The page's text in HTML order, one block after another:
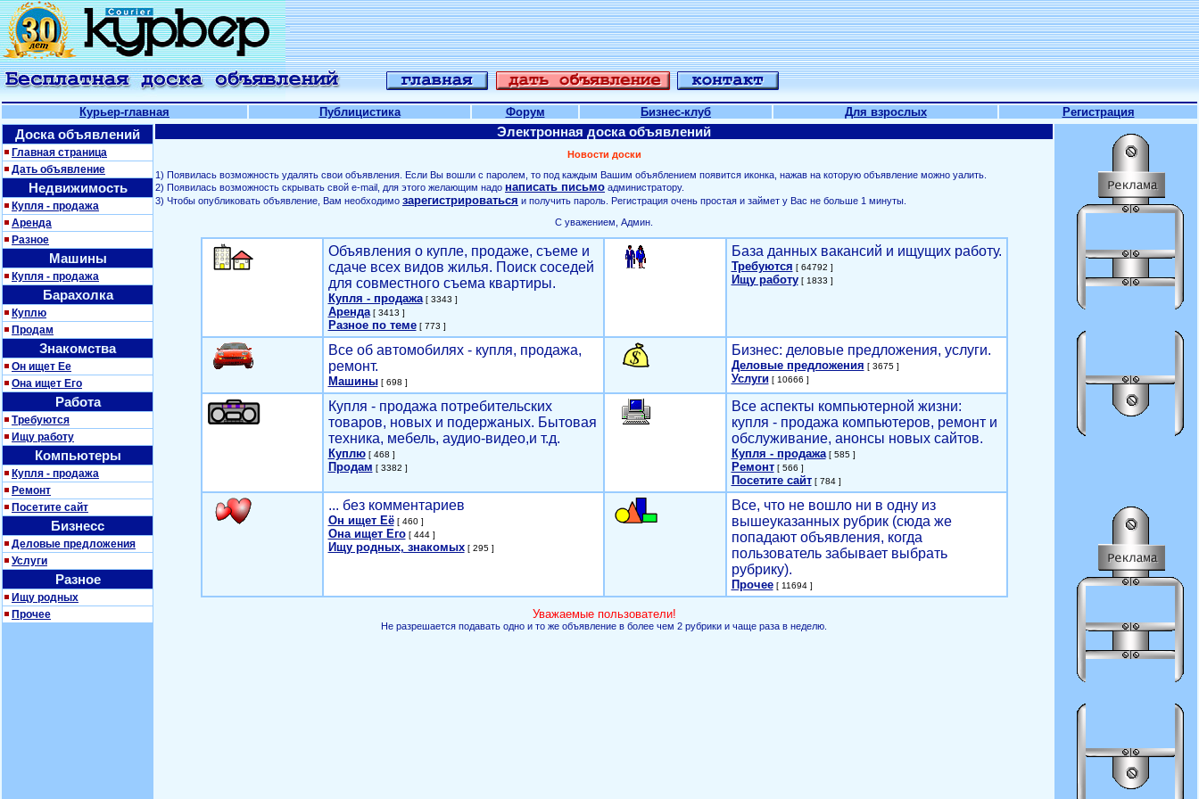
Курьер-главная Публицистика Форум Бизнес-клуб Для взрослых Регистрация
Доска объявлений
Главная страница
Дать объявление
Недвижимость
Купля - продажа
Аренда
Разное
Машины
Купля - продажа
Барахолка
Куплю
Продам
Знакомства
Он ищет Ее
Она ищет Его
Работа
Требуются
Ищу работу
Компьютеры
Купля - продажа
Ремонт
Посетите сайт
Бизнесс
Деловые предложения
Услуги
Разное
Ищу родных
Прочее
Электронная доска объявлений
Новости доски
1) Появилась возможность удалять свои объявления. Если Вы вошли с паролем, то под каждым Вашим объяблением появится иконка, нажав на которую объявление можно уалить.
2) Появилась возможность скрывать свой е-mail, для этого желающим надо написать письмо администратору.
3) Чтобы опубликовать объявление, Вам необходимо зарегистрироваться и получить пароль. Регистрация очень простая и займет у Вас не больше 1 минуты.
С уважением, Админ.
Объявления о купле, продаже, съеме и
сдаче всех видов жилья. Поиск соседей
для совместного съема квартиры.
Купля - продажа[ 3343 ]
Аренда[ 3413 ]
Разное по теме[ 773 ]
База данных вакансий и ищущих работу.
Требуются [ 64792 ]
Ищу работу[ 1833 ]
Все об автомобилях - купля, продажа,
ремонт.
Машины[ 698 ]
Бизнес: деловые предложения, услуги.
Деловые предложения [ 3675 ]
Услуги[ 10666 ]
Купля - продажа потребительских
товаров, новых и подержаных. Бытовая
техника, мебель, аудио-видео,и т.д.
Куплю[ 468 ]
Продам [ 3382 ]
Все аспекты компьютерной жизни:
купля - продажа компьютеров, ремонт и
обслуживание, анонсы новых сайтов.
Купля - продажа[ 585 ]
Ремонт[ 566 ]
Посетите сайт[ 784 ]
... без комментариев
Он ищет Её[ 460 ]
Она ищет Его[ 444 ]
Ищу родных, знакомых[ 295 ]
Все, что не вошло ни в одну из
вышеуказанных рубрик (сюда же
попадают объявления, когда
пользователь забывает выбрать
рубрику).
Прочее[ 11694 ]
Уважаемые пользователи!
Не разрешается подавать одно и то же объявление в более чем 2 рубрики и чаще раза в неделю.